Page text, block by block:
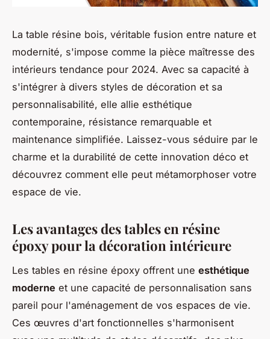
La table résine bois, véritable fusion entre nature et
modernité, s'impose comme la pièce maîtresse des
intérieurs tendance pour 2024. Avec sa capacité à
s'intégrer à divers styles de décoration et sa
personnalisabilité, elle allie esthétique
contemporaine, résistance remarquable et
maintenance simplifiée. Laissez-vous séduire par le
charme et la durabilité de cette innovation déco et
découvrez comment elle peut métamorphoser votre
espace de vie.
Les avantages des tables en résine
époxy pour la décoration intérieure
Les tables en résine époxy offrent une esthétique
moderne et une capacité de personnalisation sans
pareil pour l'aménagement de vos espaces de vie.
Ces œuvres d'art fonctionnelles s'harmonisent